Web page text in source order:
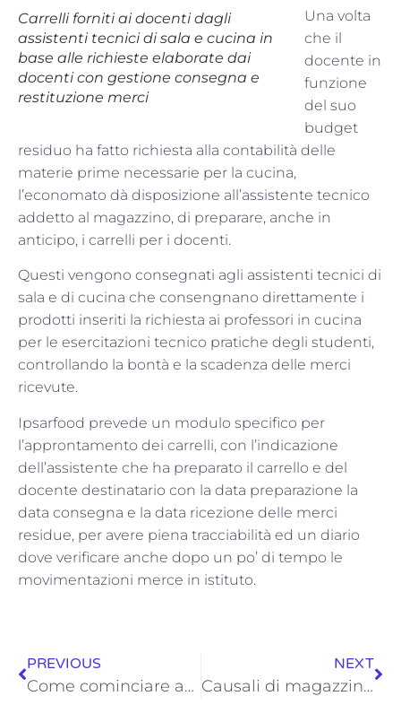
Carrelli forniti ai docenti dagli
assistenti tecnici di sala e cucina in
base alle richieste elaborate dai
docenti con gestione consegna e
restituzione merci
Una volta
che il
docente in
funzione
del suo
budget
residuo ha fatto richiesta alla contabilità delle
materie prime necessarie per la cucina,
l’economato dà disposizione all’assistente tecnico
addetto al magazzino, di preparare, anche in
anticipo, i carrelli per i docenti.
Questi vengono consegnati agli assistenti tecnici di
sala e di cucina che consengnano direttamente i
prodotti inseriti la richiesta ai professori in cucina
per le esercitazioni tecnico pratiche degli studenti,
controllando la bontà e la scadenza delle merci
ricevute.
Ipsarfood prevede un modulo specifico per
l’approntamento dei carrelli, con l’indicazione
dell’assistente che ha preparato il carrello e del
docente destinatario con la data preparazione la
data consegna e la data ricezione delle merci
residue, per avere piena tracciabilità ed un diario
dove verificare anche dopo un po’ di tempo le
movimentazioni merce in istituto.
PREVIOUS
Come cominciare ad usare il programma FAQ
NEXT
Causali di magazzino configurazione movimenti